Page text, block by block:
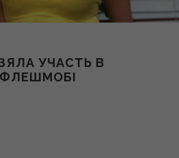
УЧАСТЬ В